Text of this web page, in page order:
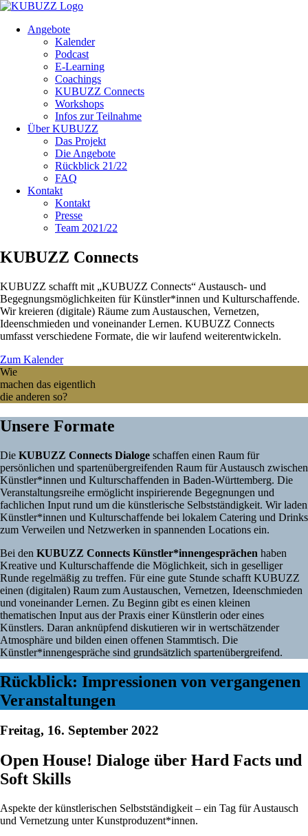
Angebote
Kalender
Podcast
E-Learning
Coachings
KUBUZZ Connects
Workshops
Infos zur Teilnahme
Über KUBUZZ
Das Projekt
Die Angebote
Rückblick 21/22
FAQ
Kontakt
Kontakt
Presse
Team 2021/22
KUBUZZ Connects
KUBUZZ schafft mit „KUBUZZ Connects“ Austausch- und
Begegnungsmöglichkeiten für Künstler*innen und Kulturschaffende.
Wir kreieren (digitale) Räume zum Austauschen, Vernetzen,
Ideenschmieden und voneinander Lernen. KUBUZZ Connects
umfasst verschiedene Formate, die wir laufend weiterentwickeln.
Zum Kalender
Wie
machen das eigentlich
die anderen so?
Unsere Formate
Die KUBUZZ Connects Dialoge schaffen einen Raum für
persönlichen und spartenübergreifenden Raum für Austausch zwischen
Künstler*innen und Kulturschaffenden in Baden-Württemberg. Die
Veranstaltungsreihe ermöglicht inspirierende Begegnungen und
fachlichen Input rund um die künstlerische Selbstständigkeit. Wir laden
Künstler*innen und Kulturschaffende bei lokalem Catering und Drinks
zum Verweilen und Netzwerken in spannenden Locations ein.
Bei den KUBUZZ Connects Künstler*innengesprächen haben
Kreative und Kulturschaffende die Möglichkeit, sich in geselliger
Runde regelmäßig zu treffen. Für eine gute Stunde schafft KUBUZZ
einen (digitalen) Raum zum Austauschen, Vernetzen, Ideenschmieden
und voneinander Lernen. Zu Beginn gibt es einen kleinen
thematischen Input aus der Praxis einer Künstlerin oder eines
Künstlers. Daran anknüpfend diskutieren wir in wertschätzender
Atmosphäre und bilden einen offenen Stammtisch. Die
Künstler*innengespräche sind grundsätzlich spartenübergreifend.
Rückblick: Impressionen von vergangenen
Veranstaltungen
Freitag, 16. September 2022
Open House! Dialoge über Hard Facts und
Soft Skills
Aspekte der künstlerischen Selbstständigkeit – ein Tag für Austausch
und Vernetzung unter Kunstproduzent*innen.